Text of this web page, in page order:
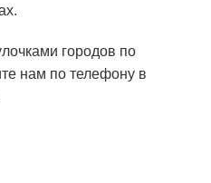
городов по
нам по телефону в